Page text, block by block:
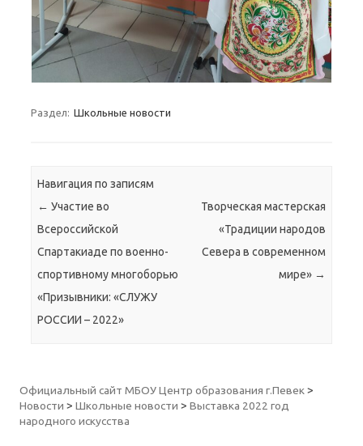
Раздел: Школьные новости
Навигация по записям
← Участие во
Всероссийской
Спартакиаде по военно-
спортивному многоборью
«Призывники: «СЛУЖУ
РОССИИ – 2022»
Творческая мастерская
«Традиции народов
Севера в современном
мире» →
Официальный сайт МБОУ Центр образования г.Певек>
Новости > Школьные новости > Выставка 2022 год
народного искусства